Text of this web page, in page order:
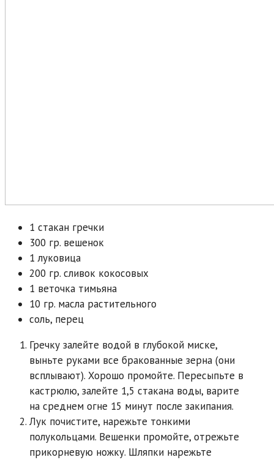
1 стакан гречки
300 гр. вешенок
1 луковица
200 гр. сливок кокосовых
1 веточка тимьяна
10 гр. масла растительного
соль, перец
Гречку залейте водой в глубокой миске,
выньте руками все бракованные зерна (они
всплывают). Хорошо промойте. Пересыпьте в
кастрюлю, залейте 1,5 стакана воды, варите
на среднем огне 15 минут после закипания.
Лук почистите, нарежьте тонкими
полукольцами. Вешенки промойте, отрежьте
прикорневую ножку. Шляпки нарежьте